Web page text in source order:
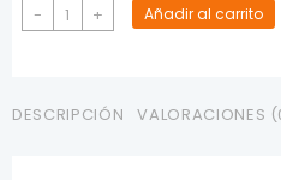
-
Cortadora
de
GDC151
+ Añadir al carrito
DESCRIPCIÓN VALORACIONES